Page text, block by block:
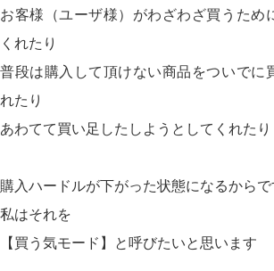
お客様（ユーザ様）がわざわざ買うため
くれたり
普段は購入して頂けない商品をついでに
れたり
あわてて買い足したしようとしてくれたり
購入ハードルが下がった状態になるからで
私はそれを
【買う気モード】と呼びたいと思います